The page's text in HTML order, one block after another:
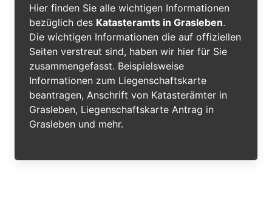
Hier finden Sie alle wichtigen Informationen
bezüglich des Katasteramts in Grasleben.
Die wichtigen Informationen die auf offiziellen
Seiten verstreut sind, haben wir hier für Sie
zusammengefasst. Beispielsweise
Informationen zum Liegenschaftskarte
beantragen, Anschrift von Katasterämter in
Grasleben, Liegenschaftskarte Antrag in
Grasleben und mehr.